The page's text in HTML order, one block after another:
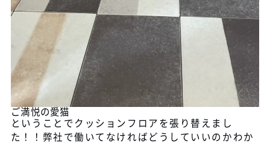
ご満悦の愛猫
ということでクッションフロアを張り替えまし
た！！弊社で働いてなければどうしていいのかわか